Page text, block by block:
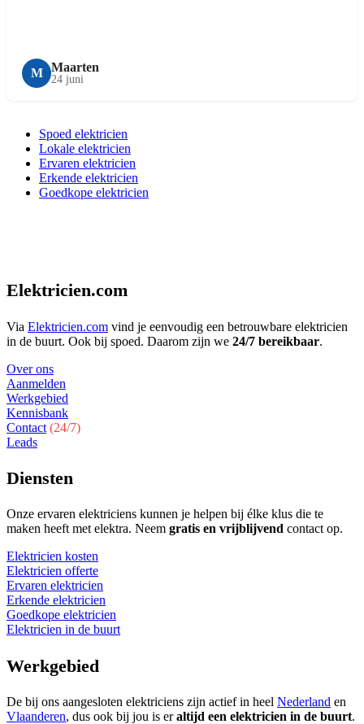
M Maarten
24 juni
Spoed elektricien
Lokale elektricien
Ervaren elektricien
Erkende elektricien
Goedkope elektricien
Elektricien.com
Via Elektricien.com vind je eenvoudig een betrouwbare elektricien
in de buurt. Ook bij spoed. Daarom zijn we 24/7 bereikbaar.
Over ons
Aanmelden
Werkgebied
Kennisbank
Contact (24/7)
Leads
Diensten
Onze ervaren elektriciens kunnen je helpen bij élke klus die te
maken heeft met elektra. Neem gratis en vrijblijvend contact op.
Elektricien kosten
Elektricien offerte
Ervaren elektricien
Erkende elektricien
Goedkope elektricien
Elektricien in de buurt
Werkgebied
De bij ons aangesloten elektriciens zijn actief in heel Nederland en
Vlaanderen, dus ook bij jou is eraltijd een elektricien in de buurt.